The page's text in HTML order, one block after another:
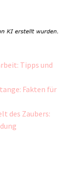
Tipps und
Fakten für
des Zaubers: